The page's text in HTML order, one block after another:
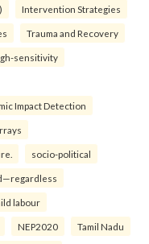
Intervention Strategies
Trauma and Recovery
sensitivity
Impact Detection
socio-political
labour
NEP2020 Tamil Nadu